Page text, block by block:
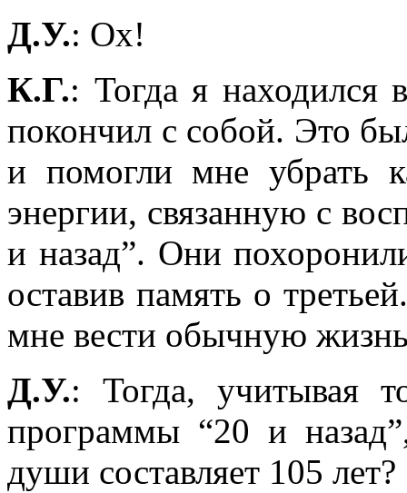
Д.У.: Ох!
К.Г.: Тогда я находился
покончил с собой. Это
и помогли мне убрать
энергии, связанную с
и назад”. Они
оставив память о
мне вести обычную
Д.У.: Тогда, учитывая
программы “20 и
души составляет 105 лет?